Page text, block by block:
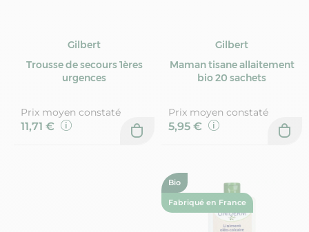
Gilbert
Trousse de secours 1ères
urgences
Prix moyen constaté
11,71 €
Gilbert
Maman tisane allaitement
bio 20 sachets
Prix moyen constaté
5,95 €
Bio
Fabriqué en France